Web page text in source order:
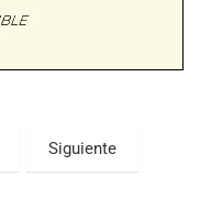
Siguiente